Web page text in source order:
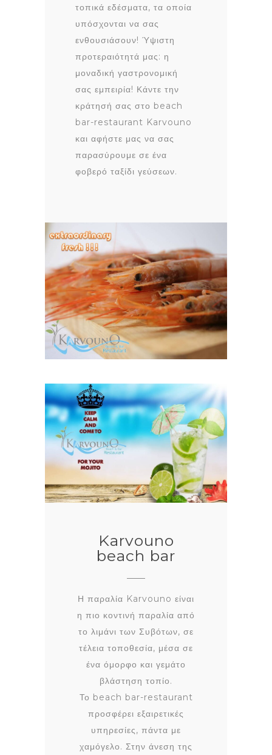
τοπικά εδέσματα, τα οποία
υπόσχονται να σας
ενθουσιάσουν! Ύψιστη
προτεραιότητά μας: η
μοναδική γαστρονομική
σας εμπειρία! Κάντε την
κράτησή σας στο beach
bar-restaurant Karvouno
και αφήστε μας να σας
παρασύρουμε σε ένα
φοβερό ταξίδι γεύσεων.
Karvouno
beach bar
Η παραλία Karvouno είναι
η πιο κοντινή παραλία από
το λιμάνι των Συβότων, σε
τέλεια τοποθεσία, μέσα σε
ένα όμορφο και γεμάτο
βλάστηση τοπίο.
Το beach bar-restaurant
προσφέρει εξαιρετικές
υπηρεσίες, πάντα με
χαμόγελο. Στην άνεση της